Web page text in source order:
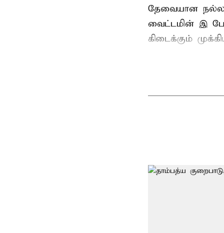
தேவையான நல்ல
வைட்டமின் இ
கிடைக்கும்